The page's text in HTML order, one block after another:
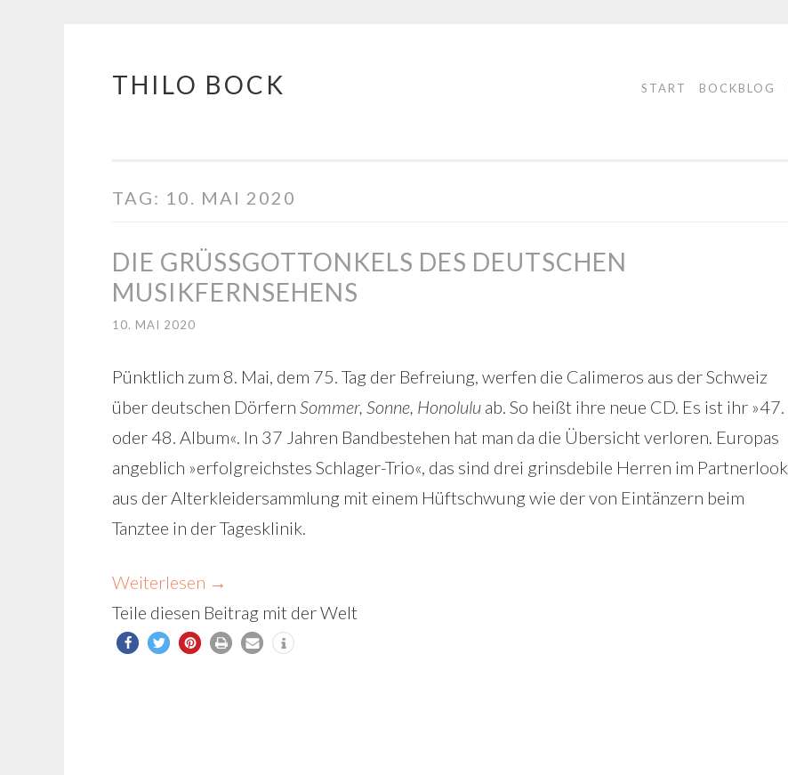
Springe
THILO BOCK START BOCKBLOG
TAG: 10. MAI 2020
DIE GRÜSSGOTTONKELS DES DEUTSCHEN M
USIKFERNSEHENS
10. MAI 2020
Pünktlich zum 8. Mai, dem 75. Tag der Befreiung, werfen die Calimeros aus der Schweiz
über deutschen Dörfern Sommer, Sonne, Honolulu ab. So heißt ihre neue CD. Es ist ihr »47.
oder 48. Album«. In 37 Jahren Bandbestehen hat man da die Übersicht verloren. Europas
angeblich »erfolgreichstes Schlager-Trio«, das sind drei grinsdebile Herren im Partnerlook
aus der Alterkleidersammlung mit einem Hüftschwung wie der von Eintänzern beim
Tanztee in der Tagesklinik.
Weiterlesen →
Teile diesen Beitrag mit der Welt